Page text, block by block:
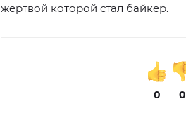
жертвой которой стал байкер.
0 0